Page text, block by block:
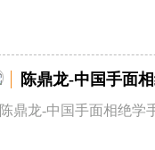
陈鼎龙-中国手面
陈鼎龙-中国手面相绝学